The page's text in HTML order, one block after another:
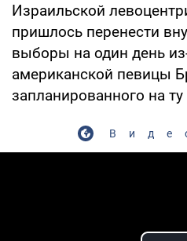
Израильской
пришлось перенести
выборы на один день
американской певицы
запланированного на